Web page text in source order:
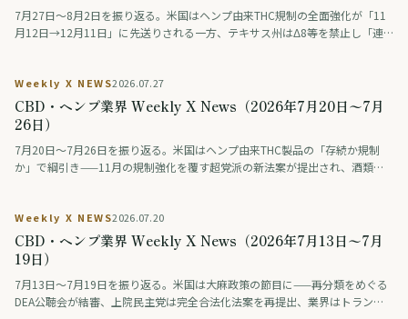
7月27日〜8月2日を振り返る。米国はヘンプ由来THC規制の全面強化が「11
月12日→12月11日」に先送りされる一方、テキサス州はΔ8等を禁止し「連
大麻・ヘンプ入り食品の広告を規制。日本では薬物をめぐる議論番組の後編
が話題になった。
Weekly X NEWS2026.07.27
CBD・ヘンプ業界 Weekly X News（2026年7月20日〜7月
26日）
7月20日〜7月26日を振り返る。米国はヘンプ由来THC製品の「存続か規制
か」で綱引き——11月の規制強化を覆す超党派の新法案が提出され、酒類業
究段階）。アジアではタイが、医療・健康目的に限り娯楽利用は認めない新
しい大麻規制法案を保健大臣に提出。日本では「大麻解禁は救いか破滅か」
を賛否の論者が議論する番組が話題となった。
Weekly X NEWS2026.07.20
CBD・ヘンプ業界 Weekly X News（2026年7月13日〜7月
19日）
7月13日〜7月19日を振り返る。米国は大麻政策の節目に——再分類をめぐる
DEA公聴会が結審、上院民主党は完全合法化法案を再提出、業界はトランプ